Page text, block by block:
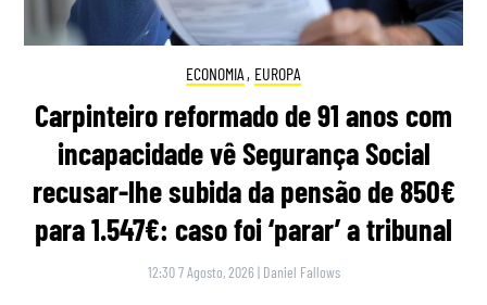
ECONOMIA , EUROPA
Carpinteiro reformado de 91 anos com
incapacidade vê Segurança Social
recusar-lhe subida da pensão de 850€
para 1.547€: caso foi ‘parar’ a tribunal
12:30 7 Agosto, 2026 | Daniel Fallows